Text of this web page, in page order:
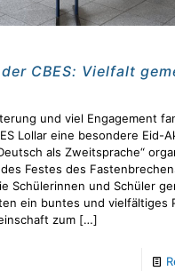
CBES: Vielfalt
und viel Engagement
Lollar eine besondere Eid-
als Zweitsprache“
Festes des
Schülerinnen und Schüler
ein buntes und vielfältiges
zum […]